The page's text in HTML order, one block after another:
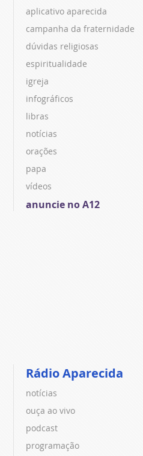
aplicativo aparecida
campanha da fraternidade
dúvidas religiosas
espiritualidade
igreja
infográficos
libras
notícias
orações
papa
vídeos
anuncie no A12
Rádio Aparecida
notícias
ouça ao vivo
podcast
programação